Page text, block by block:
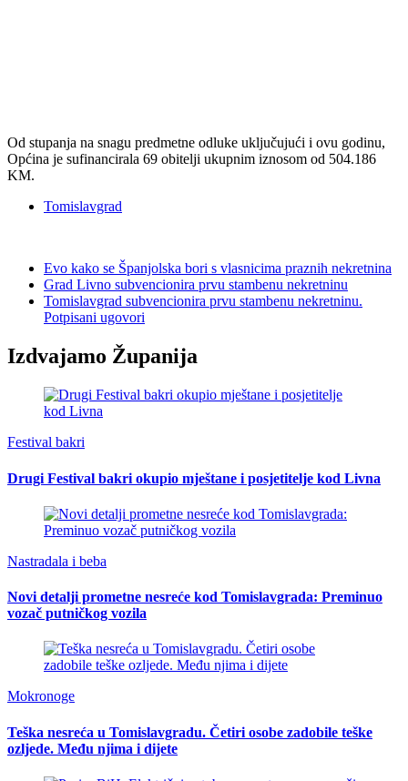
Od stupanja na snagu predmetne odluke uključujući i ovu godinu,
Općina je sufinancirala 69 obitelji ukupnim iznosom od 504.186
KM.
Tomislavgrad
Evo kako se Španjolska bori s vlasnicima praznih nekretnina
Grad Livno subvencionira prvu stambenu nekretninu
Tomislavgrad subvencionira prvu stambenu nekretninu.
Potpisani ugovori
Izdvajamo Županija
Festival bakri
Drugi Festival bakri okupio mještane i posjetitelje kod Livna
Nastradala i beba
Novi detalji prometne nesreće kod Tomislavgrada: Preminuo
vozač putničkog vozila
Mokronoge
Teška nesreća u Tomislavgradu. Četiri osobe zadobile teške
ozljede. Među njima i dijete